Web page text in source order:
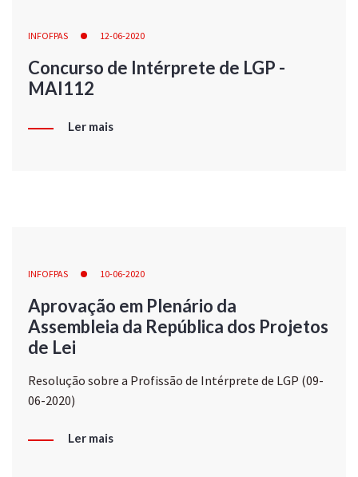
INFOFPAS 12-06-2020
Concurso de Intérprete de LGP -
MAI112
Ler mais
INFOFPAS 10-06-2020
Aprovação em Plenário da
Assembleia da República dos Projetos
de Lei
Resolução sobre a Profissão de Intérprete de LGP (09-
06-2020)
Ler mais